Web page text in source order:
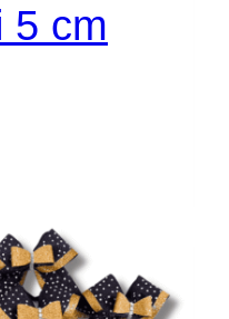
5 cm
wariantów.